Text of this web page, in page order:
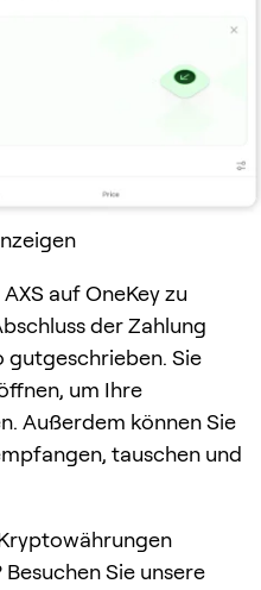
auf OneKey zu
der Zahlung
gutgeschrieben. Sie
um Ihre
Außerdem können Sie
tauschen und
Sie unsere